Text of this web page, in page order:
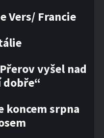
Vers/ Francie
vyšel nad
dobře“
koncem srpna